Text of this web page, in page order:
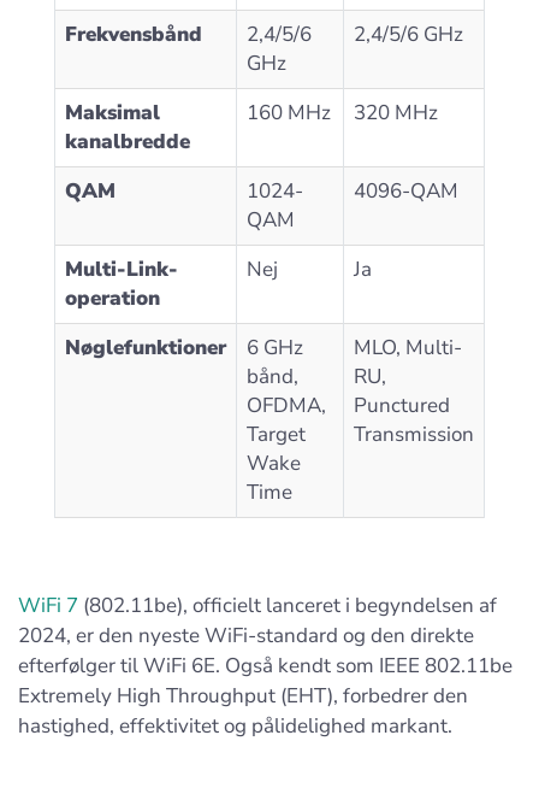
Frekvensbånd
2,4/5/6
GHz
2,4/5/6 GHz
Maksimal
kanalbredde
160 MHz 320 MHz
QAM
1024-
QAM
4096-QAM
Multi-Link-
operation
Nej Ja
Nøglefunktioner
6 GHz
bånd,
OFDMA,
Target
Wake
Time
MLO, Multi-
RU,
Punctured
Transmission
WiFi 7 (802.11be), officielt lanceret i begyndelsen af
2024, er den nyeste WiFi-standard og den direkte
efterfølger til WiFi 6E. Også kendt som IEEE 802.11be
Extremely High Throughput (EHT), forbedrer den
hastighed, effektivitet og pålidelighed markant.